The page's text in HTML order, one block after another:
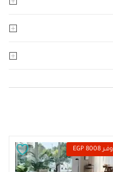
وفــر 8008 EGP